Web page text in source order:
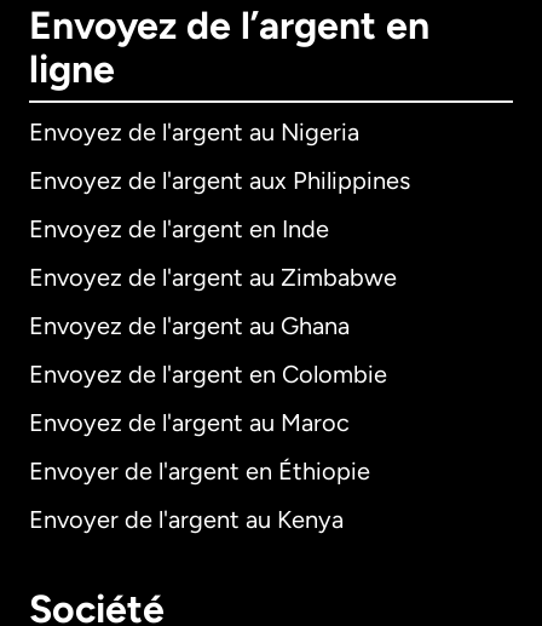
Envoyez de l’argent en
ligne
Envoyez de l'argent au Nigeria
Envoyez de l'argent aux Philippines
Envoyez de l'argent en Inde
Envoyez de l'argent au Zimbabwe
Envoyez de l'argent au Ghana
Envoyez de l'argent en Colombie
Envoyez de l'argent au Maroc
Envoyer de l'argent en Éthiopie
Envoyer de l'argent au Kenya
Société